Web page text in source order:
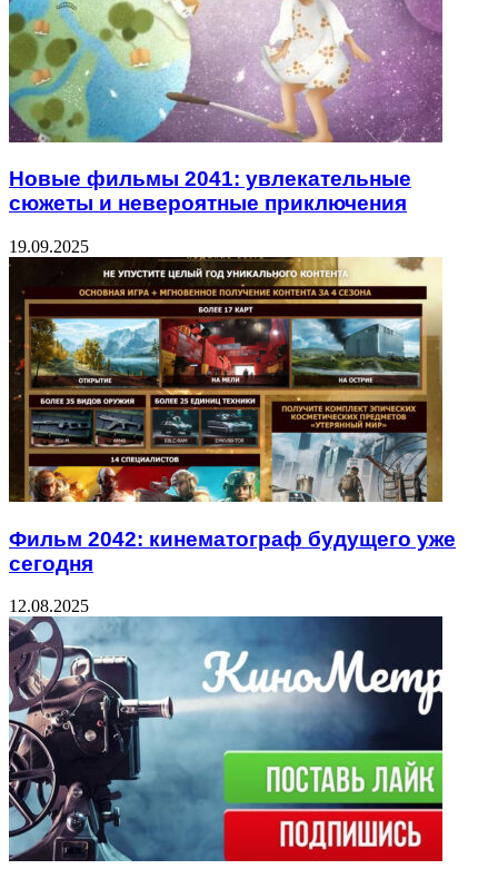
Новые фильмы 2041: увлекательные
сюжеты и невероятные приключения
19.09.2025
Фильм 2042: кинематограф будущего уже
сегодня
12.08.2025